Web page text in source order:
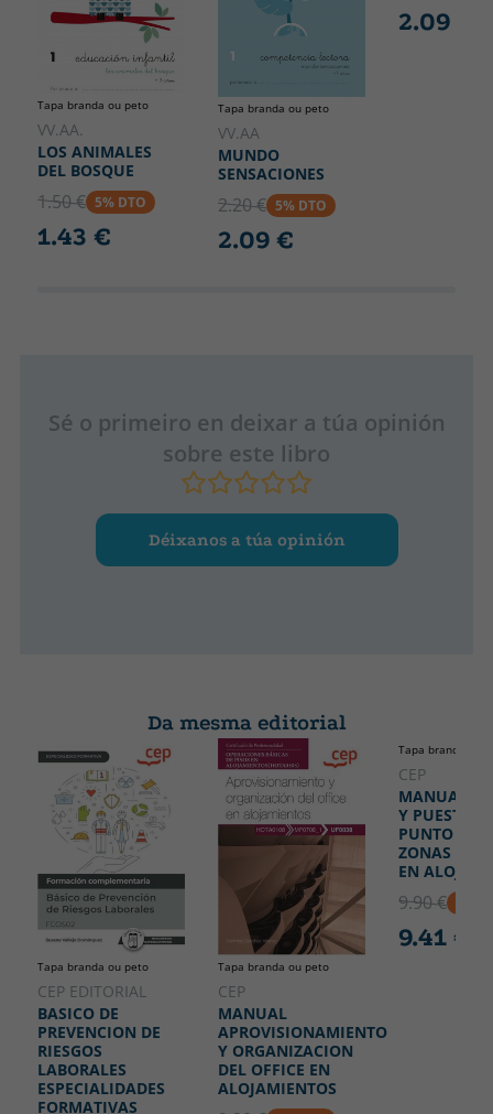
Tapa branda ou peto
VV.AA.
LOS ANIMALES
DEL BOSQUE
1.50 € 5% DTO
1.43 €
Tapa branda ou peto
VV.AA
MUNDO
SENSACIONES
2.20 € 5% DTO
2.09 €
2.09 €
Sé o primeiro en deixar a túa opinión
sobre este libro
Déixanos a túa opinión
Da mesma editorial
Tapa branda ou peto
CEP EDITORIAL
BASICO DE
PREVENCION DE
RIESGOS
LABORALES
ESPECIALIDADES
FORMATIVAS
Tapa branda ou peto
CEP
MANUAL
APROVISIONAMIENTO
Y ORGANIZACION
DEL OFFICE EN
ALOJAMIENTOS
Tapa branda ou
CEP
MANUAL
Y PUESTA A
PUNTO DE
ZONAS
EN
9.90 €
9.41 €